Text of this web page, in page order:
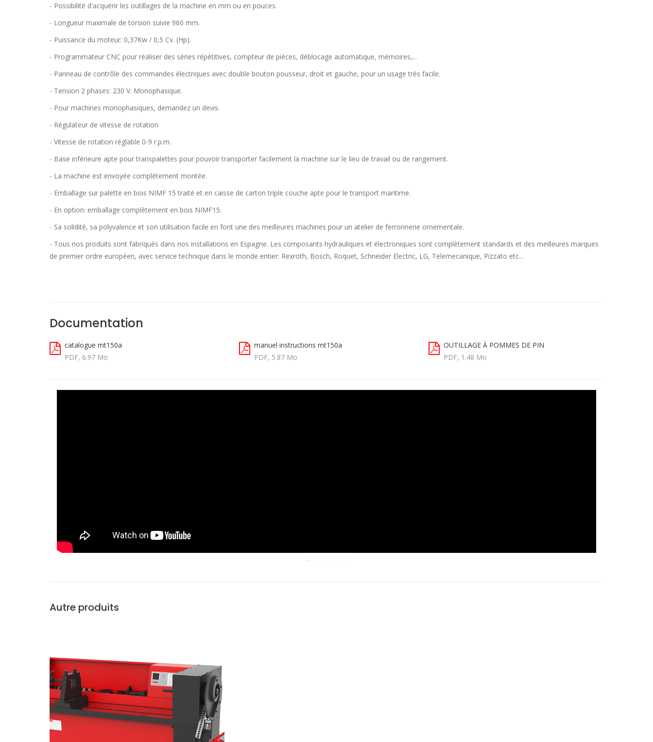
- Possibilité d'acquérir les outillages de la machine en mm ou en pouces.
- Longueur maximale de torsion suivie 960 mm.
- Puissance du moteur: 0,37Kw / 0,5 Cv. (Hp).
- Programmateur CNC pour réaliser des séries répétitives, compteur de pièces, déblocage automatique, mémoires,...
- Panneau de contrôle des commandes électriques avec double bouton pousseur, droit et gauche, pour un usage très facile.
- Tension 2 phases: 230 V. Monophasique.
- Pour machines monophasiques, demandez un devis.
- Régulateur de vitesse de rotation
- Vitesse de rotation réglable 0-9 r.p.m.
- Base inférieure apte pour transpalettes pour pouvoir transporter facilement la machine sur le lieu de travail ou de rangement.
- La machine est envoyée complètement montée.
- Emballage sur palette en bois NIMF 15 traité et en caisse de carton triple couche apte pour le transport maritime.
- En option: emballage complètement en bois NIMF15.
- Sa solidité, sa polyvalence et son utilisation facile en font une des meilleures machines pour un atelier de ferronnerie ornementale.
- Tous nos produits sont fabriqués dans nos installations en Espagne. Les composants hydrauliques et électroniques sont complètement standards et des meilleures marques
de premier ordre européen, avec service technique dans le monde entier: Rexroth, Bosch, Roquet, Schneider Electric, LG, Telemecanique, Pizzato etc...
Documentation
catalogue mt150a
PDF, 6.97 Mo
manuel instructions mt150a
PDF, 5.87 Mo
OUTILLAGE À POMMES DE PIN
PDF, 1.48 Mo
Autre produits